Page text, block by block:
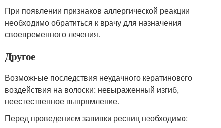
При появлении признаков аллергической реакции
необходимо обратиться к врачу для назначения
своевременного лечения.
Другое
Возможные последствия неудачного кератинового
воздействия на волоски: невыраженный изгиб,
неестественное выпрямление.
Перед проведением завивки ресниц необходимо: